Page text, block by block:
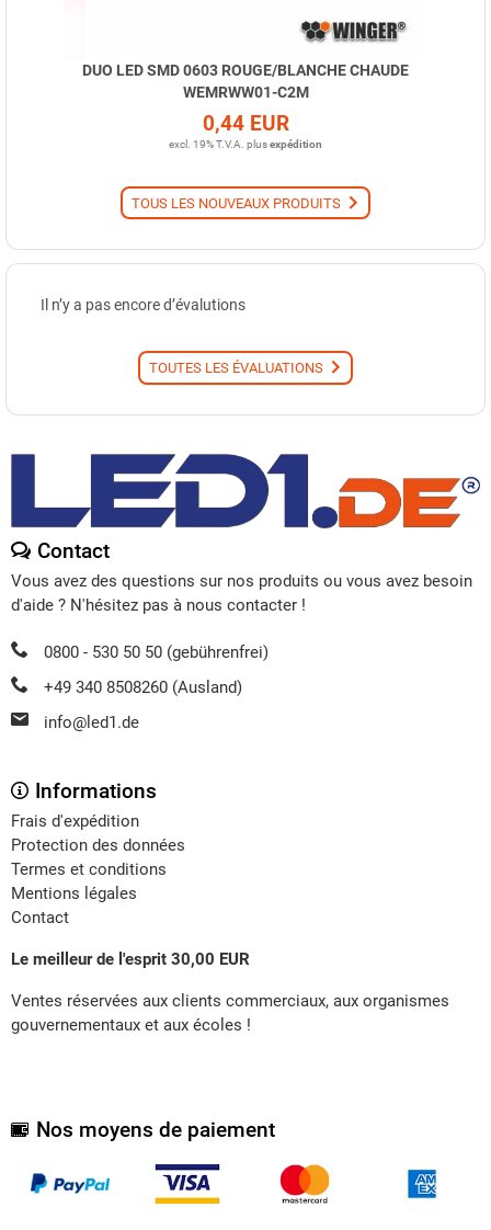
DUO LED SMD 0603 ROUGE/BLANCHE CHAUDE
WEMRWW01-C2M
0,44 EUR
excl. 19% T.V.A. plusexpédition
TOUS LES NOUVEAUX PRODUITS
Il n’y a pas encore d’évalutions
TOUTES LES ÉVALUATIONS
Contact
Vous avez des questions sur nos produits ou vous avez besoin
d'aide ? N'hésitez pas à nous contacter !
0800 - 530 50 50 (gebührenfrei)
+49 340 8508260 (Ausland)
info@led1.de
Informations
Frais d'expédition
Protection des données
Termes et conditions
Mentions légales
Contact
Le meilleur de l'esprit 30,00 EUR
Ventes réservées aux clients commerciaux, aux organismes
gouvernementaux et aux écoles !
Nos moyens de paiement